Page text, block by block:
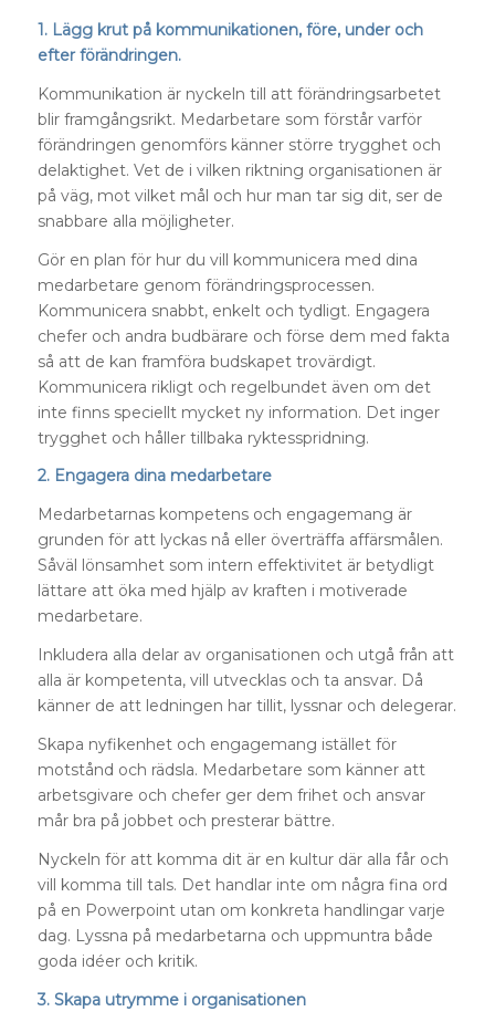
1. Lägg krut på kommunikationen, före, under och
efter förändringen.
Kommunikation är nyckeln till att förändringsarbetet
blir framgångsrikt. Medarbetare som förstår varför
förändringen genomförs känner större trygghet och
delaktighet. Vet de i vilken riktning organisationen är
på väg, mot vilket mål och hur man tar sig dit, ser de
snabbare alla möjligheter.
Gör en plan för hur du vill kommunicera med dina
medarbetare genom förändringsprocessen.
Kommunicera snabbt, enkelt och tydligt. Engagera
chefer och andra budbärare och förse dem med fakta
så att de kan framföra budskapet trovärdigt.
Kommunicera rikligt och regelbundet även om det
inte finns speciellt mycket ny information. Det inger
trygghet och håller tillbaka ryktesspridning.
2. Engagera dina medarbetare
Medarbetarnas kompetens och engagemang är
grunden för att lyckas nå eller överträffa affärsmålen.
Såväl lönsamhet som intern effektivitet är betydligt
lättare att öka med hjälp av kraften i motiverade
medarbetare.
Inkludera alla delar av organisationen och utgå från att
alla är kompetenta, vill utvecklas och ta ansvar. Då
känner de att ledningen har tillit, lyssnar och delegerar.
Skapa nyfikenhet och engagemang istället för
motstånd och rädsla. Medarbetare som känner att
arbetsgivare och chefer ger dem frihet och ansvar
mår bra på jobbet och presterar bättre.
Nyckeln för att komma dit är en kultur där alla får och
vill komma till tals. Det handlar inte om några fina ord
på en Powerpoint utan om konkreta handlingar varje
dag. Lyssna på medarbetarna och uppmuntra både
goda idéer och kritik.
3. Skapa utrymme i organisationen